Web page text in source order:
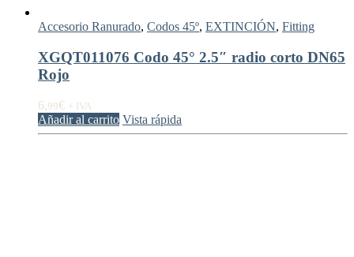
Accesorio Ranurado, Codos 45º, EXTINCIÓN, Fitting
XGQT011076 Codo 45° 2.5″ radio corto DN65
Rojo
6,99€ + IVA
Añadir al carrito Vista rápida